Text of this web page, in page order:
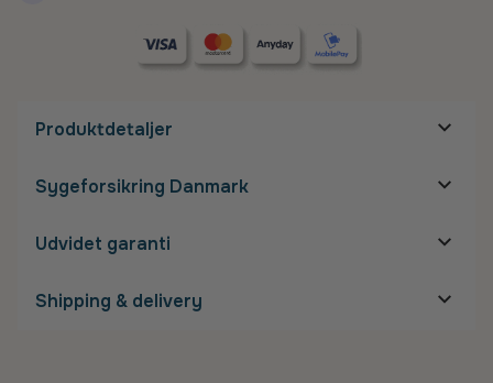
Produktdetaljer
Stelbredde:
Glasbredde:
Glashøjde:
Sygeforsikring Danmark
Udvidet garanti
Shipping & delivery